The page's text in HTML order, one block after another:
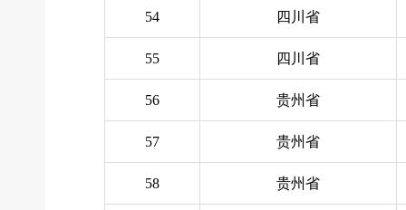
54 四川省
55 四川省
56 贵州省
57 贵州省
58 贵州省